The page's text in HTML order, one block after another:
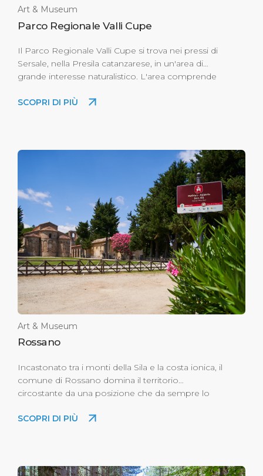
Art & Museum
Parco Regionale Valli Cupe
Il Parco Regionale Valli Cupe si trova nei pressi di
Sersale, nella Presila catanzarese, in un'area di
grande interesse naturalistico. L'area comprende
e monoliti.
SCOPRI DI PIÙ
Art & Museum
Rossano
Incastonato tra i monti della Sila e la costa ionica, il
comune di Rossano domina il territorio
circostante da una posizione che da sempre lo
della Calabria.
SCOPRI DI PIÙ